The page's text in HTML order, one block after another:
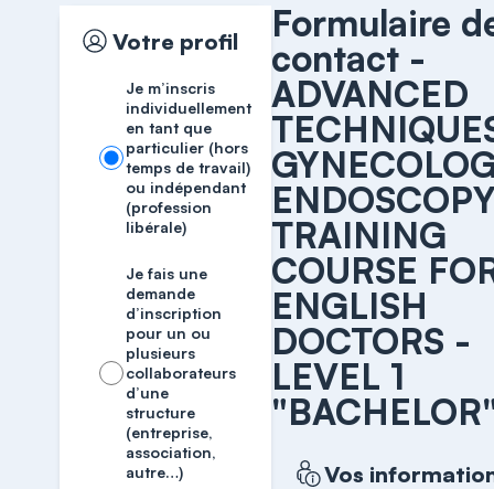
Votre profil
Je m’inscris
individuellement
en tant que
particulier (hors
temps de travail)
ou indépendant
(profession
libérale)
Je fais une
demande
d’inscription
pour un ou
plusieurs
collaborateurs
d’une
structure
(entreprise,
association,
autre…)
Formulaire
contact -
ADVANCED
TRAINING
COURSE
ENGLISH
DOCTORS -
LEVEL 1
Vos